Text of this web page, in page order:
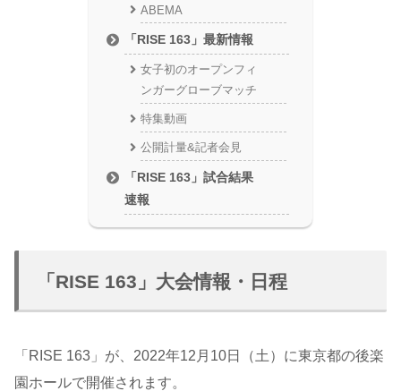
ABEMA
「RISE 163」最新情報
女子初のオープンフィ
ンガーグローブマッチ
特集動画
公開計量&記者会見
「RISE 163」試合結果
速報
「RISE 163」大会情報・日程
「RISE 163」が、2022年12月10日（土）に東京都の後楽
園ホールで開催されます。